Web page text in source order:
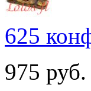
625
975 руб.